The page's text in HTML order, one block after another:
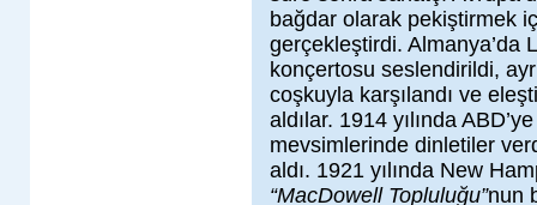
bağdar olarak pekiştirmek
gerçekleştirdi. Almanya’da
konçertosu seslendirildi,
coşkuyla karşılandı ve
aldılar. 1914 yılında
mevsimlerinde dinletiler
aldı. 1921 yılında New
“MacDowell Topluluğu”nun